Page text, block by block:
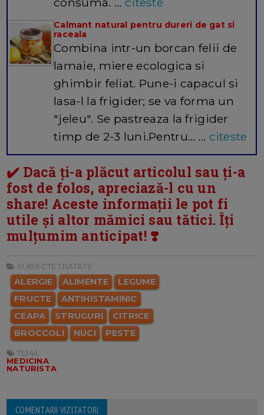
Calmant natural pentru dureri de gat si
raceala
Combina intr-un borcan felii de
lamaie, miere ecologica si
ghimbir feliat. Pune-i capacul si
lasa-l la frigider; se va forma un
"jeleu". Se pastreaza la frigider
timp de 2-3 luni.Pentru… ... citeste
✔️ Dacă ți-a plăcut articolul sau ți-a
fost de folos, apreciază-l cu un
share! Aceste informații le pot fi
utile și altor mămici sau tătici. Îți
mulțumim anticipat! ❣️
SUBIECTE TRATATE:
ALERGIE ALIMENTE
LEGUME
FRUCTE
ANTIHISTAMINIC
CEAPA
STRUGURI
CITRICE
BROCCOLI
NUCI PESTE
TEMA:
MEDICINA
NATURISTA
COMENTARII VIZITATORI